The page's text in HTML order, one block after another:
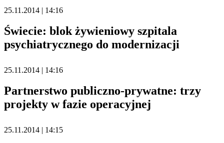
25.11.2014 | 14:16
Świecie: blok żywieniowy szpitala
psychiatrycznego do modernizacji
25.11.2014 | 14:16
Partnerstwo publiczno-prywatne: trzy
projekty w fazie operacyjnej
25.11.2014 | 14:15